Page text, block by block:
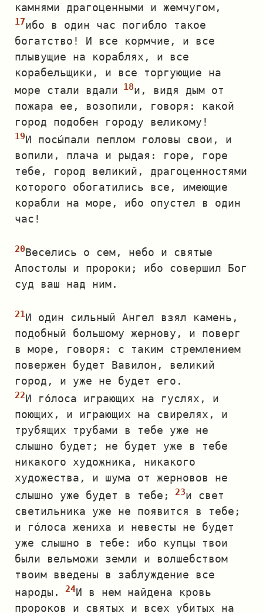
камнями драгоценными и жемчугом,
ибо в один час погибло такое
богатство! И все кормчие, и все
плывущие на кораблях, и все
корабельщики, и все торгующие на
море стали вдали
и, видя дым от
пожара ее, возопили, говоря: какой
город подобен городу великому!
И посы́пали пеплом головы свои, и
вопили, плача и рыдая: горе, горе
тебе, город великий, драгоценностями
которого обогатились все, имеющие
корабли на море, ибо опустел в один
час!
Веселись о сем, небо и святые
Апостолы и пророки; ибо совершил Бог
суд ваш над ним.
И один сильный Ангел взял камень,
подобный большому жернову, и поверг
в море, говоря: с таким стремлением
повержен будет Вавилон, великий
город, и уже не будет его.
И го́лоса играющих на гуслях, и
поющих, и играющих на свирелях, и
трубящих трубами в тебе уже не
слышно будет; не будет уже в тебе
никакого художника, никакого
художества, и шума от жерновов не
слышно уже будет в тебе;
и свет
светильника уже не появится в тебе;
и го́лоса жениха и невесты не будет
уже слышно в тебе: ибо купцы твои
были вельможи земли и волшебством
твоим введены в заблуждение все
народы.
И в нем найдена кровь
пророков и святых и всех убитых на